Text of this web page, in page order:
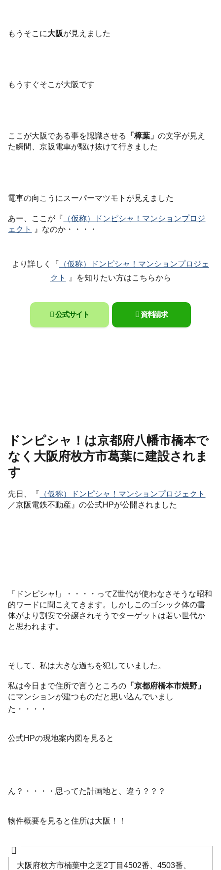
もうそこに大阪が見えました
もうすぐそこが大阪です
ここが大阪である事を認識させる 「樟葉」の文字が見え
た瞬間、京阪電車が駆け抜けて行きました
電車の向こうにスーパーマツモトが見えました
あー、ここが『 （仮称）ドンピシャ！マンションプロジ
ェクト
』なのか・・・・
より詳しく『 （仮称）ドンピシャ！マンションプロジェ
クト
』を知りたい方はこちらから
公式サイト 資料請求
ドンピシャ！は京都府八幡市橋本で
なく大阪府枚方市葛葉に建設されま
す
先日、『 （仮称）ドンピシャ！マンションプロジェクト
／京阪電鉄不動産』の公式HPが公開されました
「ドンピシャ!」・・・・ってZ世代が使わなさそうな昭和
的ワードに聞こえてきます。しかしこのゴシック体の書
体がより割安で分譲されそうでターゲットは若い世代か
と思われます。
そして、私は大きな過ちを犯していました。
私は今日まで住所で言うところの 「京都府橋本市焼野」
にマンションが建つものだと思い込んでいまし
た・・・・
公式HPの現地案内図を見ると
ん？・・・・思ってた計画地と、違う？？？
物件概要を見ると住所は大阪！！
大阪府枚方市楠葉中之芝2丁目4502番、4503番、